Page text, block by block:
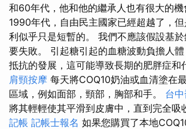
和60年代，他和他的繼承人也有很大的
1990年代，自由民主國家已經超越了，
利似乎只是短暫的。 我們不應該假設基
要失敗。 引起糖引起的血糖波動負擔人
抵抗的發展，這可能導致長期的肥胖症和
肩頸按摩 每天將COQ10奶油或血清塗在
區域，例如面部，頸部，胸部和手。 台
將其輕輕使其平滑到皮膚中，直到完全吸
記帳 記帳士報名 如果您購買了本地